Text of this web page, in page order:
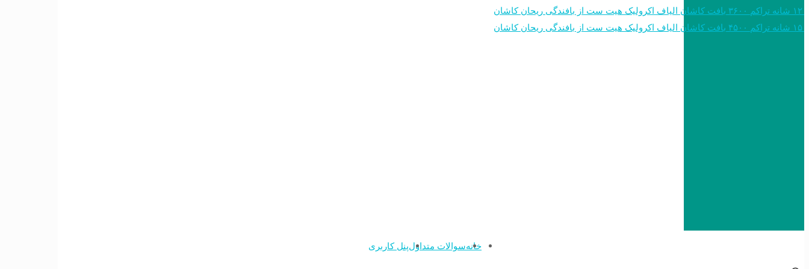
خانهسوالات متداولپنل کاربری